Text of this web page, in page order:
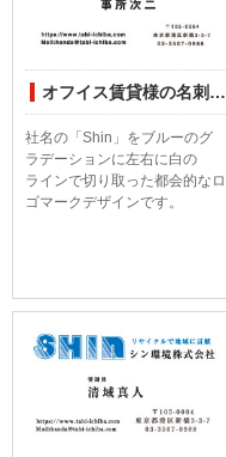
オフイス賃貸様の名刺印刷デザイン
社名の「Shin」をブルーのグ
ラデーションに左右に白の
ラインで切り取った都会的なロ
ゴマークデザインです。